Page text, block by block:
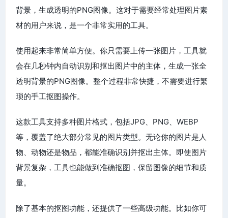
背景，生成透明的PNG图像。这对于需要经常处理图片素
材的用户来说，是一个非常实用的工具。
使用起来非常简单方便。你只需要上传一张图片，工具就
会在几秒钟内自动识别和抠出图片中的主体，生成一张全
透明背景的PNG图像。整个过程非常快捷，不需要进行繁
琐的手工抠图操作。
这款工具支持多种图片格式，包括JPG、PNG、WEBP
等，覆盖了绝大部分常见的图片类型。无论你的图片是人
物、动物还是物品，都能准确识别并抠出主体。即使图片
背景复杂，工具也能做到准确抠图，保留图像的细节和质
量。
除了基本的抠图功能，还提供了一些高级功能。比如你可